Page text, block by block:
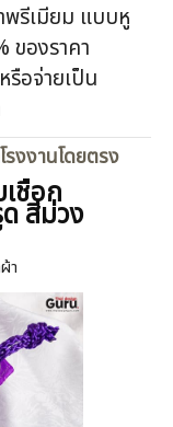
รีเมียม แบบหู
ของราคา
รือจ่ายเป็น
งงานโดยตรง
ชือก
สีม่วง
า